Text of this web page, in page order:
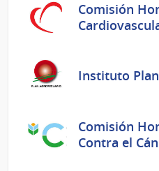
Comisión
Instituto
Comisión
Contra el